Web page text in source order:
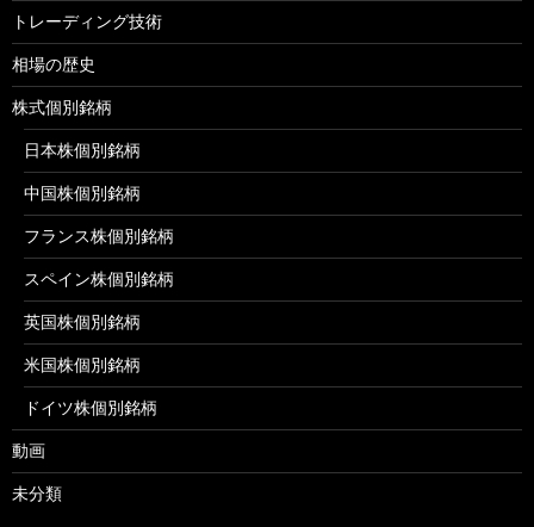
トレーディング技術
相場の歴史
株式個別銘柄
日本株個別銘柄
中国株個別銘柄
フランス株個別銘柄
スペイン株個別銘柄
英国株個別銘柄
米国株個別銘柄
ドイツ株個別銘柄
動画
未分類